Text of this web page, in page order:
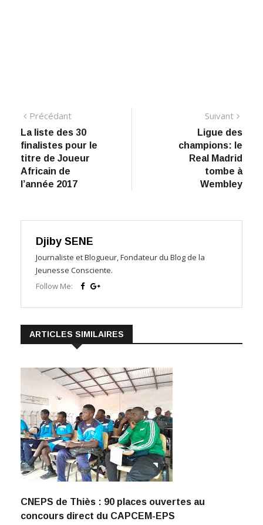
Navigation
de
l’article
PrécédantPrécédant:
​La liste des 30
finalistes pour le
titre de Joueur
Africain de
l’année 2017
Suivant
Ligue des
champions: le
Real Madrid
tombe à
Wembley
Djiby SENE
Journaliste et Blogueur, Fondateur du Blog de la
Jeunesse Consciente.
Follow Me:
ARTICLES SIMILAIRES
CNEPS de Thiès : 90 places ouvertes au
concours direct du CAPCEM-EPS